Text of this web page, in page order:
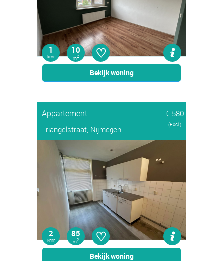
1
kmr
10
m2 ♡
Bekijk woning
Appartement
€ 580
Triangelstraat, Nijmegen
(Excl.)
2
kmr
85
m2 ♡
Bekijk woning